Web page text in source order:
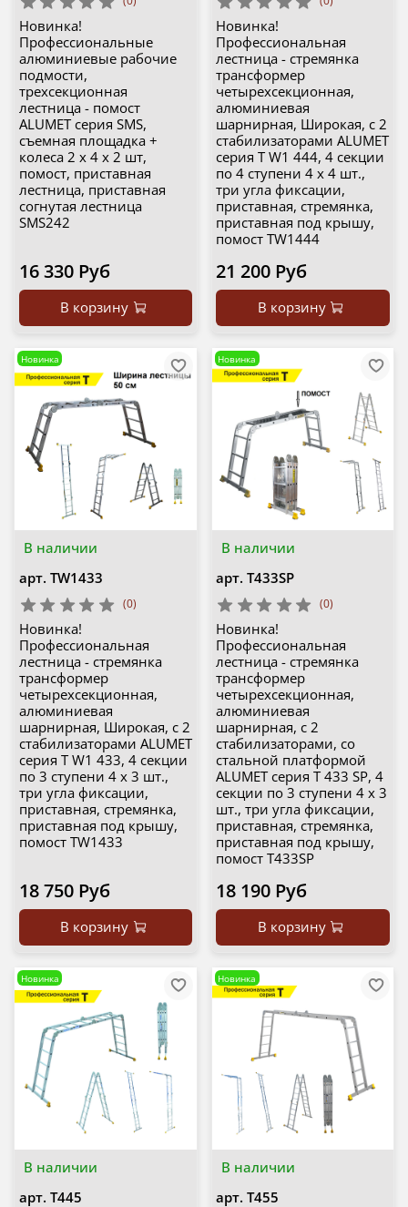
Новинка!
Профессиональные
алюминиевые рабочие
подмости,
трехсекционная
лестница - помост
ALUMET серия SMS,
съемная площадка +
колеса 2 х 4 х 2 шт,
помост, приставная
лестница, приставная
согнутая лестница
SMS242
16 330 Руб
В корзину
Новинка!
Профессиональная
лестница - стремянка
трансформер
четырехсекционная,
алюминиевая
шарнирная, Широкая, с 2
стабилизаторами ALUMET
серия T W1 444, 4 секции
по 4 ступени 4 х 4 шт.,
три угла фиксации,
приставная, стремянка,
приставная под крышу,
помост TW1444
21 200 Руб
В корзину
В наличии
Новинка
арт. TW1433
(0)
Новинка!
Профессиональная
лестница - стремянка
трансформер
четырехсекционная,
алюминиевая
шарнирная, Широкая, с 2
стабилизаторами ALUMET
серия T W1 433, 4 секции
по 3 ступени 4 х 3 шт.,
три угла фиксации,
приставная, стремянка,
приставная под крышу,
помост TW1433
18 750 Руб
В корзину
В наличии
Новинка
арт. Т433SP
(0)
Новинка!
Профессиональная
лестница - стремянка
трансформер
четырехсекционная,
алюминиевая
шарнирная, с 2
стабилизаторами, со
стальной платформой
ALUMET серия Т 433 SP, 4
секции по 3 ступени 4 х 3
шт., три угла фиксации,
приставная, стремянка,
приставная под крышу,
помост Т433SP
18 190 Руб
В корзину
В наличии
Новинка
арт. Т445
В наличии
Новинка
арт. Т455